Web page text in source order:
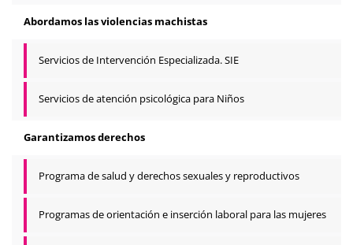
Abordamos las violencias machistas
Servicios de Intervención Especializada. SIE
Servicios de atención psicológica para Niños
Garantizamos derechos
Programa de salud y derechos sexuales y reproductivos
Programas de orientación e inserción laboral para las mujeres